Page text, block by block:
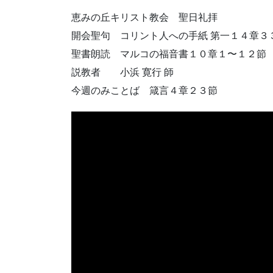
恵みの丘キリスト教会 聖日礼拝
開会聖句 コリント人への手紙 第一１４章３
聖書朗読 マルコの福音書１０章１〜１２節
説教者 小浜 寛行 師
今週のみことば 箴言４章２３節